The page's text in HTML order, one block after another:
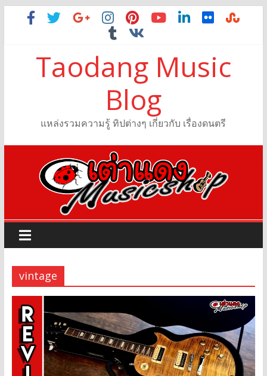
Taodang Music
Blog
แหล่งรวมความรู้ ทิปต่างๆ เกี่ยวกับ เรื่องดนตรี
vintage